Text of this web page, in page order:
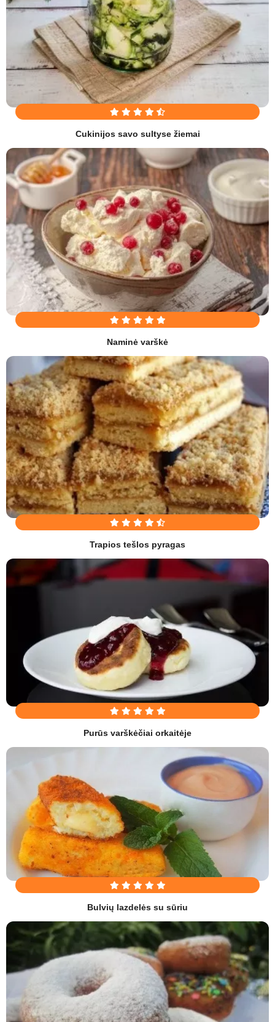
Cukinijos savo sultyse žiemai
Naminė varškė
Trapios tešlos pyragas
Purūs varškėčiai orkaitėje
Bulvių lazdelės su sūriu